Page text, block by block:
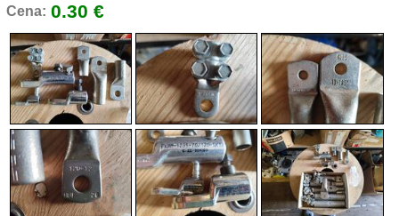
Cena: 0.30 €